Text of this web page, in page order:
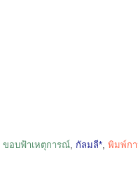
ขอบฟ้าเหตุการณ์, กัลมลี*,พิมพ์ก